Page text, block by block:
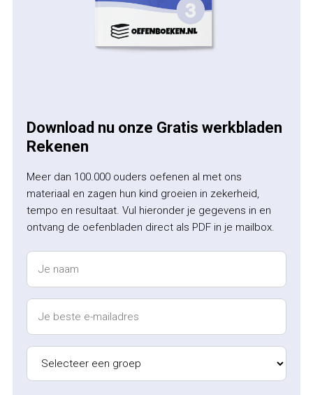
Download nu onze Gratis werkbladen
Rekenen
Meer dan 100.000 ouders oefenen al met ons
materiaal en zagen hun kind groeien in zekerheid,
tempo en resultaat. Vul hieronder je gegevens in en
ontvang de oefenbladen direct als PDF in je mailbox.